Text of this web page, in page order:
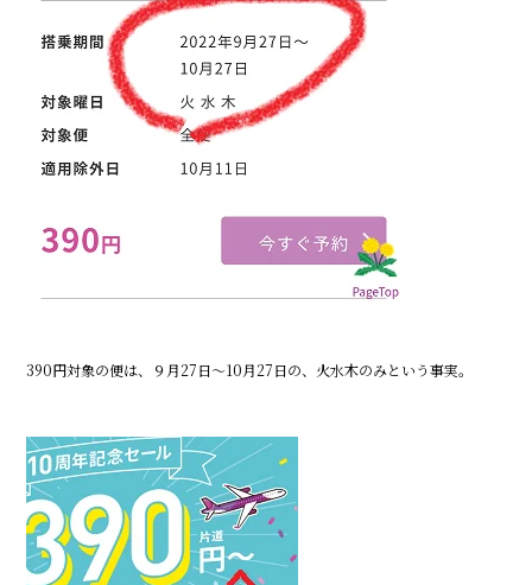
390円対象の便は、９月27日～10月27日の、火水木のみという事実。